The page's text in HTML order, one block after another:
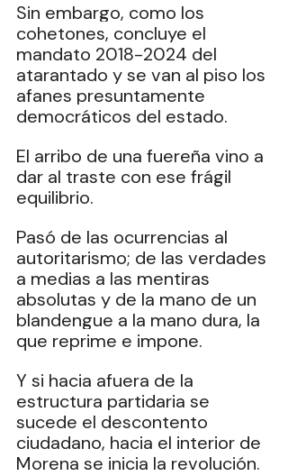
Sin embargo, como los
cohetones, concluye el
mandato 2018-2024 del
atarantado y se van al piso los
afanes presuntamente
democráticos del estado.
El arribo de una fuereña vino a
dar al traste con ese frágil
equilibrio.
Pasó de las ocurrencias al
autoritarismo; de las verdades
a medias a las mentiras
absolutas y de la mano de un
blandengue a la mano dura, la
que reprime e impone.
Y si hacia afuera de la
estructura partidaria se
sucede el descontento
ciudadano, hacia el interior de
Morena se inicia la revolución.